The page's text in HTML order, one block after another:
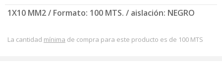
1X10 MM2 / Formato: 100 MTS. / aislación: NEGRO
La cantidad mínima de compra para este producto es de 100 MTS